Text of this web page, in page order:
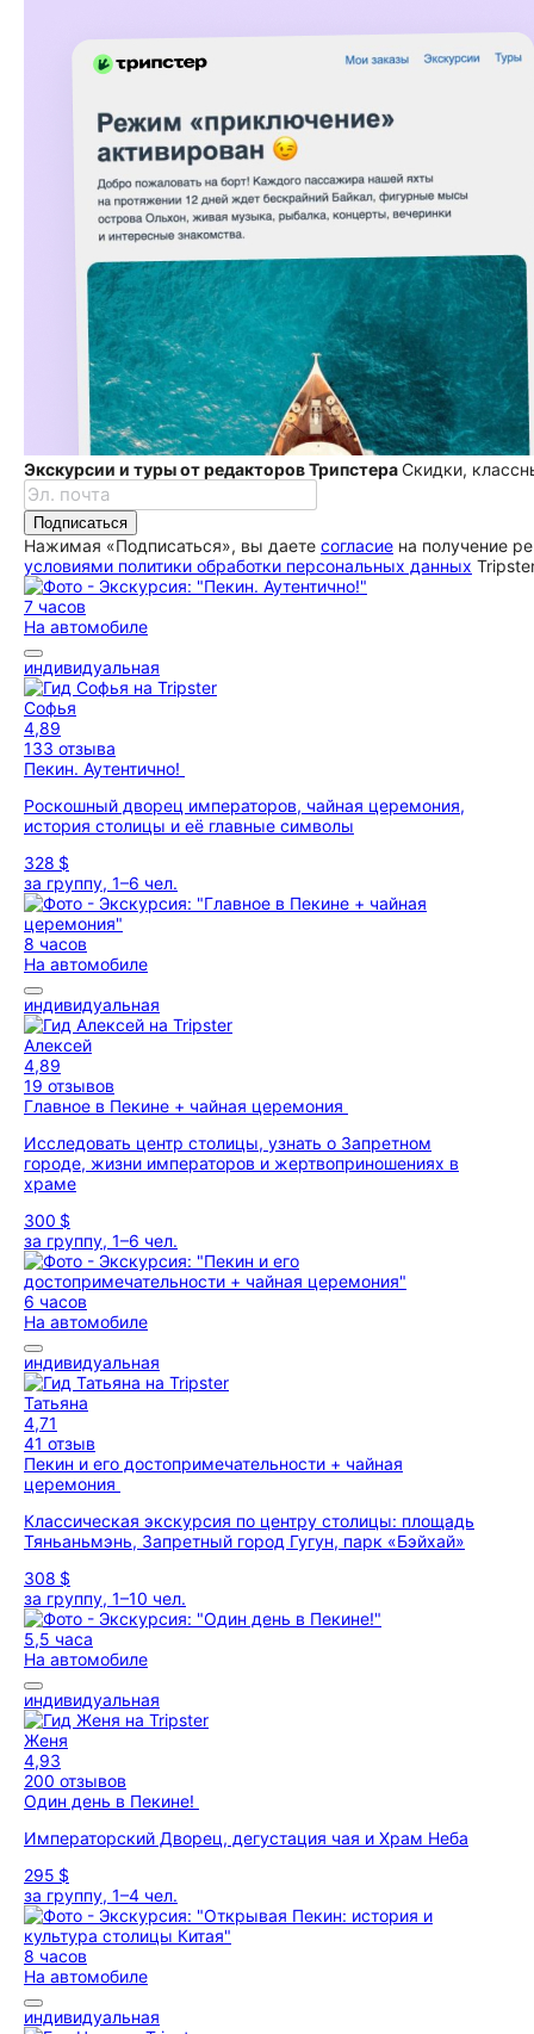
Экскурсии и туры от редакторов ТрипстераСкидки,
Подписаться
Нажимая «Подписаться», вы даете согласие на получение
условиями политики обработки персональных данных
7 часов
На автомобиле
индивидуальная
Софья
4,89
133 отзыва
Пекин. Аутентично!
Роскошный дворец императоров, чайная церемония,
история столицы и её главные символы
328 $
за группу, 1–6 чел.
8 часов
На автомобиле
индивидуальная
Алексей
4,89
19 отзывов
Главное в Пекине + чайная церемония
Исследовать центр столицы, узнать о Запретном
городе, жизни императоров и жертвоприношениях в
храме
300 $
за группу, 1–6 чел.
6 часов
На автомобиле
индивидуальная
Татьяна
4,71
41 отзыв
Пекин и его достопримечательности + чайная
церемония
Классическая экскурсия по центру столицы: площадь
Тяньаньмэнь, Запретный город Гугун, парк «Бэйхай»
308 $
за группу, 1–10 чел.
5,5 часа
На автомобиле
индивидуальная
Женя
4,93
200 отзывов
Один день в Пекине!
Императорский Дворец, дегустация чая и Храм Неба
295 $
за группу, 1–4 чел.
8 часов
На автомобиле
индивидуальная